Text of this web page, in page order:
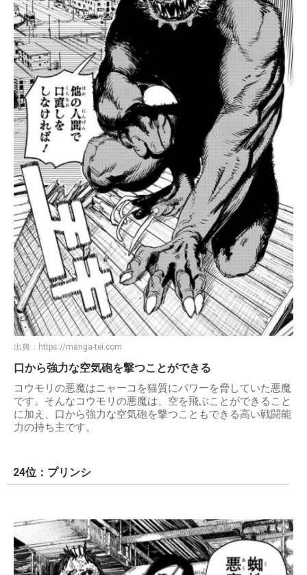
出典： https://manga-tei.com
口から強力な空気砲を撃つことができる
コウモリの悪魔はニャーコを猫質にパワーを脅していた悪魔
です。そんなコウモリの悪魔は、空を飛ぶことができること
に加え、口から強力な空気砲を撃つこともできる高い戦闘能
力の持ち主です。
24位：プリンシ